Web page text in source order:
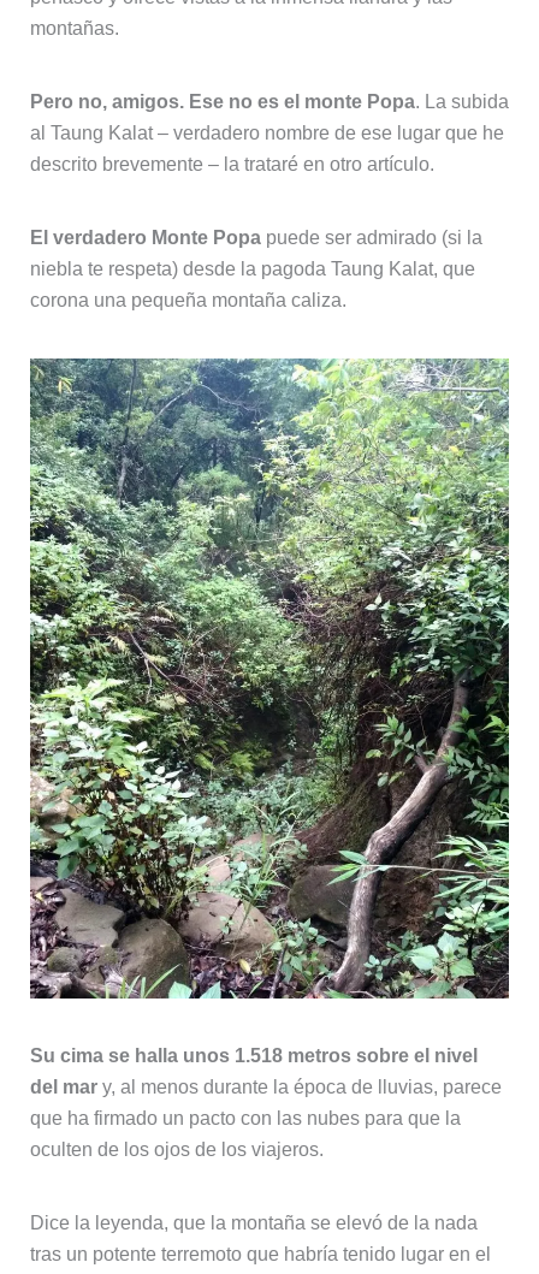
montañas.
Pero no, amigos. Ese no es el monte Popa. La subida
al Taung Kalat – verdadero nombre de ese lugar que he
descrito brevemente – la trataré en otro artículo.
El verdadero Monte Popapuede ser admirado (si la
niebla te respeta) desde la pagoda Taung Kalat, que
corona una pequeña montaña caliza.
Su cima se halla unos 1.518 metros sobre el nivel
del mary, al menos durante la época de lluvias, parece
que ha firmado un pacto con las nubes para que la
oculten de los ojos de los viajeros.
Dice la leyenda, que la montaña se elevó de la nada
tras un potente terremoto que habría tenido lugar en el